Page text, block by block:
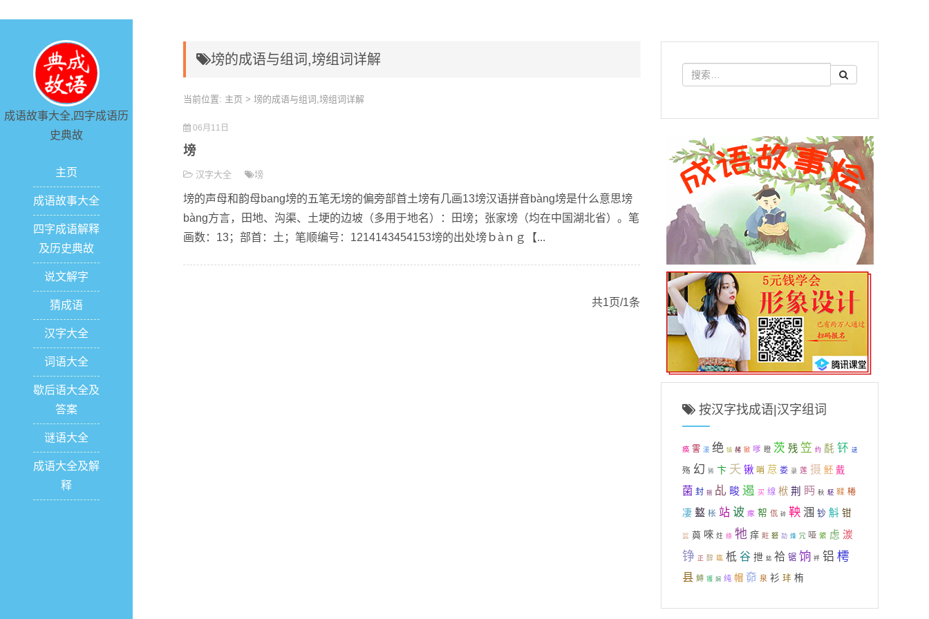
成语故事大全,四字成语历
史典故
主页
成语故事大全
四字成语解释
及历史典故
说文解字
猜成语
汉字大全
词语大全
歇后语大全及
答案
谜语大全
成语大全及解
释
塝的成语与组词,塝组词详解
当前位置: 主页 > 塝的成语与组词,塝组词详解
06月11日
塝
汉字大全 塝
塝的声母和韵母bang塝的五笔无塝的偏旁部首土塝有几画13塝汉语拼音bàng塝是什么意思塝
bàng方言，田地、沟渠、土埂的边坡（多用于地名）：田塝；张家塝（均在中国湖北省）。笔
画数：13；部首：土；笔顺编号：1214143454153塝的出处塝ｂàｎｇ【...
共1页/1条
按汉字找成语|汉字组词
痪 霅 湲 绝 镇 赭 锨 嗲 瞪 茨 残 笠 约 氄 钚 逯
殇 幻 豨 卞 夭 锹 哨 荩 娄 录 莲 摄 魾 戴
菌 封 挹 乩 畯 遏 买 缐 栿 荆 眄 秋 駓 鞣 棬
凄 盭 枨 站 诐 瘃 帤 佤 碎 鞅 涠 钞 斛 钳
嚚 藇 唻 炷 绦 牠 痒 黈 砮 劼 烽 冗 哑 綮 虑 湠
铮 正 醇 竑 柢 谷 抴 鋕 祫 锯 饷 袢 铝 樗
县 鱄 镬 娴 纯 帽 奅 泉 衫 玤 栯